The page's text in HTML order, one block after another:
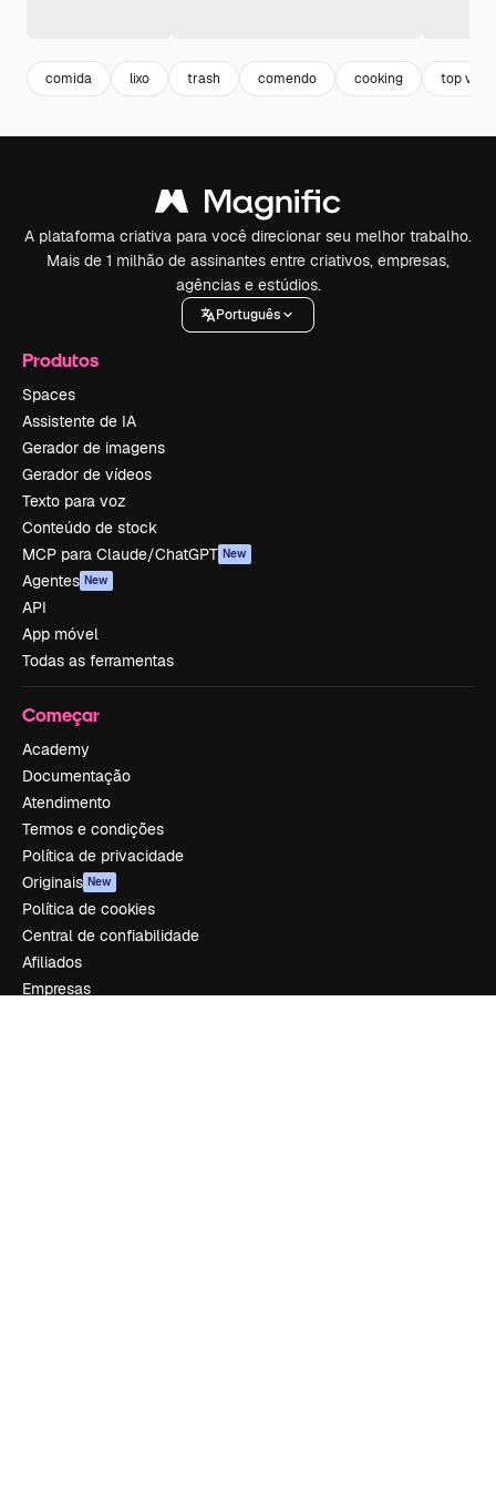
comida lixo trash comendo cooking top view
A plataforma criativa para você direcionar seu melhor trabalho.
Mais de 1 milhão de assinantes entre criativos, empresas,
agências e estúdios.
Português
Produtos
Spaces
Assistente de IA
Gerador de imagens
Gerador de vídeos
Texto para voz
Conteúdo de stock
MCP para Claude/ChatGPT New
Agentes New
API
App móvel
Todas as ferramentas
Começar
Academy
Documentação
Atendimento
Termos e condições
Política de privacidade
Originais New
Política de cookies
Central de confiabilidade
Afiliados
Empresas